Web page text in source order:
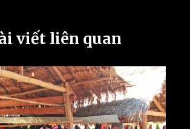
viết liên quan